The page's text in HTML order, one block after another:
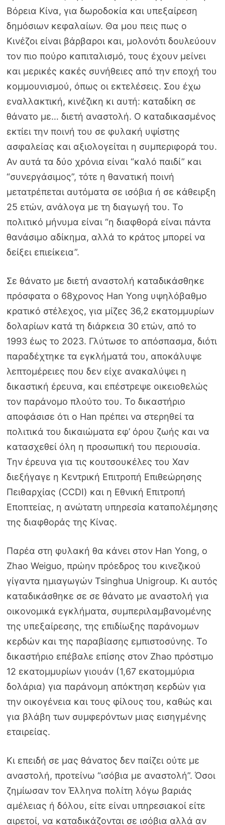
Βόρεια Κίνα, για δωροδοκία και υπεξαίρεση
δημόσιων κεφαλαίων. Θα μου πεις πως ο
Κινέζοι είναι βάρβαροι και, μολονότι δουλεύουν
τον πιο πούρο καπιταλισμό, τους έχουν μείνει
και μερικές κακές συνήθειες από την εποχή του
κομμουνισμού, όπως οι εκτελέσεις. Σου έχω
εναλλακτική, κινέζικη κι αυτή: καταδίκη σε
θάνατο με… διετή αναστολή. Ο καταδικασμένος
εκτίει την ποινή του σε φυλακή υψίστης
ασφαλείας και αξιολογείται η συμπεριφορά του.
Αν αυτά τα δύο χρόνια είναι “καλό παιδί” και
“συνεργάσιμος”, τότε η θανατική ποινή
μετατρέπεται αυτόματα σε ισόβια ή σε κάθειρξη
25 ετών, ανάλογα με τη διαγωγή του. Το
πολιτικό μήνυμα είναι “η διαφθορά είναι πάντα
θανάσιμο αδίκημα, αλλά το κράτος μπορεί να
δείξει επιείκεια”.
Σε θάνατο με διετή αναστολή καταδικάσθηκε
πρόσφατα ο 68χρονος Han Yong υψηλόβαθμο
κρατικό στέλεχος, για μίζες 36,2 εκατομμυρίων
δολαρίων κατά τη διάρκεια 30 ετών, από το
1993 έως το 2023. Γλύτωσε το απόσπασμα, διότι
παραδέχτηκε τα εγκλήματά του, αποκάλυψε
λεπτομέρειες που δεν είχε ανακαλύψει η
δικαστική έρευνα, και επέστρεψε οικειοθελώς
τον παράνομο πλούτο του. Το δικαστήριο
αποφάσισε ότι ο Han πρέπει να στερηθεί τα
πολιτικά του δικαιώματα εφ’ όρου ζωής και να
κατασχεθεί όλη η προσωπική του περιουσία.
Την έρευνα για τις κουτσουκέλες του Χαν
διεξήγαγε η Κεντρική Επιτροπή Επιθεώρησης
Πειθαρχίας (CCDI) και η Εθνική Επιτροπή
Εποπτείας, η ανώτατη υπηρεσία καταπολέμησης
της διαφθοράς της Κίνας.
Παρέα στη φυλακή θα κάνει στον Han Yong, ο
Zhao Weiguo, πρώην πρόεδρος του κινεζικού
γίγαντα ημιαγωγών Tsinghua Unigroup. Κι αυτός
καταδικάσθηκε σε σε θάνατο με αναστολή για
οικονομικά εγκλήματα, συμπεριλαμβανομένης
της υπεξαίρεσης, της επιδίωξης παράνομων
κερδών και της παραβίασης εμπιστοσύνης. Το
δικαστήριο επέβαλε επίσης στον Zhao πρόστιμο
12 εκατομμυρίων γιουάν (1,67 εκατομμύρια
δολάρια) για παράνομη απόκτηση κερδών για
την οικογένεια και τους φίλους του, καθώς και
για βλάβη των συμφερόντων μιας εισηγμένης
εταιρείας.
Κι επειδή σε μας θάνατος δεν παίζει ούτε με
αναστολή, προτείνω “ισόβια με αναστολή”. Όσοι
ζημίωσαν τον Έλληνα πολίτη λόγω βαριάς
αμέλειας ή δόλου, είτε είναι υπηρεσιακοί είτε
αιρετοί, να καταδικάζονται σε ισόβια αλλά αν